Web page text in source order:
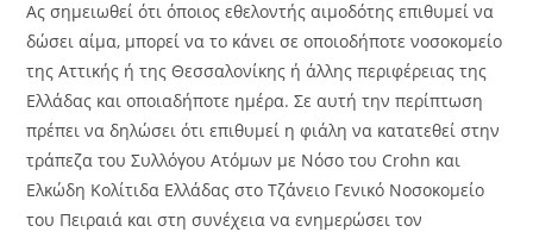
Ας σημειωθεί ότι όποιος εθελοντής αιμοδότης επιθυμεί να
δώσει αίμα, μπορεί να το κάνει σε οποιοδήποτε νοσοκομείο
της Αττικής ή της Θεσσαλονίκης ή άλλης περιφέρειας της
Ελλάδας και οποιαδήποτε ημέρα. Σε αυτή την περίπτωση
πρέπει να δηλώσει ότι επιθυμεί η φιάλη να κατατεθεί στην
τράπεζα του Συλλόγου Ατόμων με Νόσο του Crohn και
Ελκώδη Κολίτιδα Ελλάδας στο Τζάνειο Γενικό Νοσοκομείο
του Πειραιά και στη συνέχεια να ενημερώσει τον